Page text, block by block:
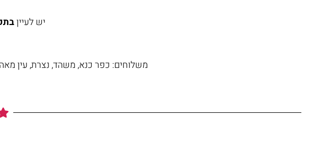
יש לעיין
משלוחים: כפר כנא, משהד, נצרת, עין